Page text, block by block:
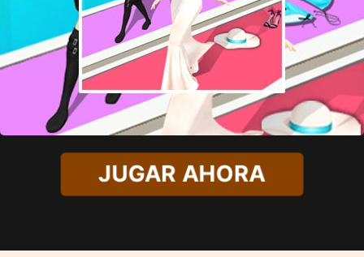
JUGAR AHORA